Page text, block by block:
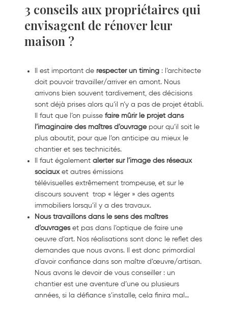
3 conseils aux propriétaires qui
envisagent de rénover leur
maison ?
Il est important de respecter un timing : l’architecte
doit pouvoir travailler/arriver en amont. Nous
arrivons bien souvent tardivement, des décisions
sont déjà prises alors qu’il n’y a pas de projet établi.
Il faut que l’on puisse faire mûrir le projet dans
l’imaginaire des maîtres d’ouvragepour qu’il soit le
plus aboutit, pour que l’on anticipe au mieux le
chantier et ses technicités.
Il faut également alerter sur l’image des réseaux
sociauxet autres émissions
télévisuelles extrêmement trompeuse, et sur le
discours souvent trop « léger » des agents
immobiliers lorsqu’il y a des travaux.
Nous travaillons dans le sens des maîtres
d’ouvrageset pas dans l’optique de faire une
oeuvre d’art. Nos réalisations sont donc le reflet des
demandes que nous avons. Il est donc primordial
d’avoir confiance dans son maître d’œuvre/artisan.
Nous avons le devoir de vous conseiller : un
chantier est une aventure d’une ou plusieurs
années, si la défiance s’installe, cela finira mal…